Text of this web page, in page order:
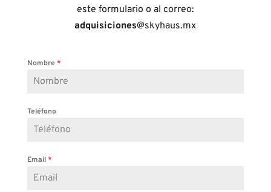
este formulario o al correo:
adquisiciones@skyhaus.mx
Nombre *
Teléfono
Email*